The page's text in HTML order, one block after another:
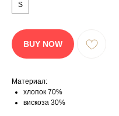
S
BUY NOW
Материал:
хлопок 70%
вискоза 30%